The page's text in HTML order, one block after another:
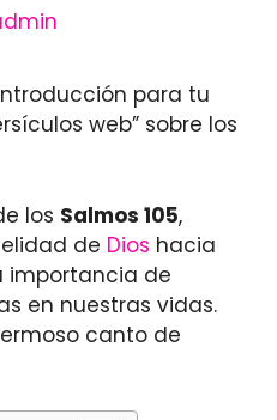
para tu
web” sobre los
los Salmos 105,
de Dios hacia
importancia de
en nuestras vidas.
canto de